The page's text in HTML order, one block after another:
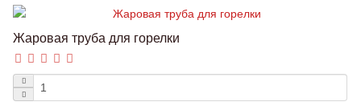
Жаровая труба для горелки